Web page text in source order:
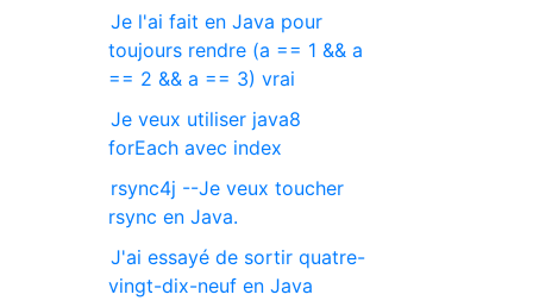
Je l'ai fait en Java pour
toujours rendre (a == 1 && a
== 2 && a == 3) vrai
Je veux utiliser java8
forEach avec index
rsync4j --Je veux toucher
rsync en Java.
J'ai essayé de sortir quatre-
vingt-dix-neuf en Java